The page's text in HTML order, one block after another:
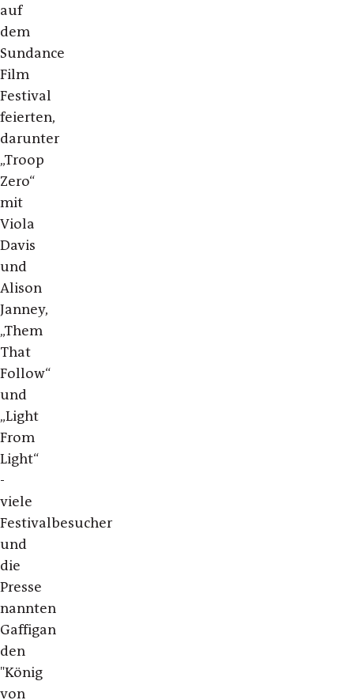
auf
dem
Sundance
Film
Festival
feierten,
darunter
„Troop
Zero“
mit
Viola
Davis
und
Alison
Janney,
„Them
That
Follow“
und
„Light
From
Light“
-
viele
Festivalbesucher
und
die
Presse
nannten
Gaffigan
den
"König
von